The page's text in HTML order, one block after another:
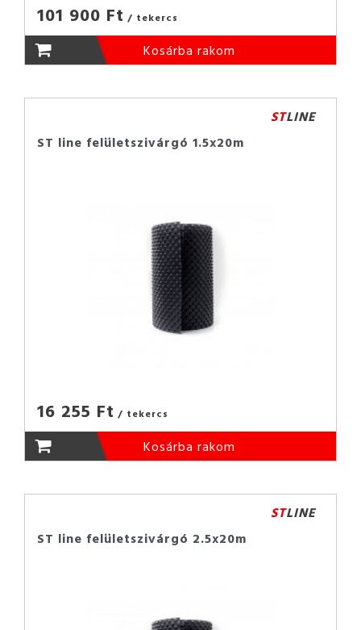
101 900 Ft / tekercs
Kosárba rakom
STLINE
ST line felületszivárgó 1.5x20m
16 255 Ft / tekercs
Kosárba rakom
STLINE
ST line felületszivárgó 2.5x20m